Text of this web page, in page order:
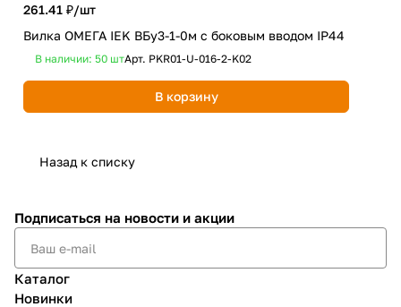
261.41 ₽/шт
Вилка ОМЕГА IEK ВБу3-1-0м с боковым вводом IP44
В наличии: 50 штАрт. PKR01-U-016-2-K02
В корзину
Назад к списку
Подписаться на новости и акции
Каталог
Новинки